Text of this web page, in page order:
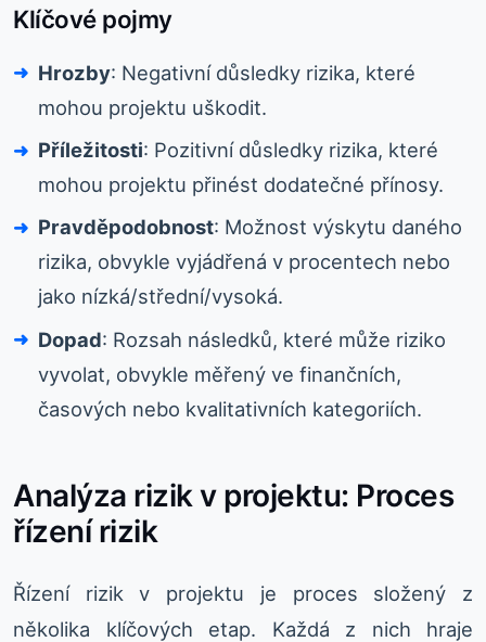
Klíčové pojmy
Hrozby: Negativní důsledky rizika, které
mohou projektu uškodit.
Příležitosti: Pozitivní důsledky rizika, které
mohou projektu přinést dodatečné přínosy.
Pravděpodobnost: Možnost výskytu daného
rizika, obvykle vyjádřená v procentech nebo
jako nízká/střední/vysoká.
Dopad: Rozsah následků, které může riziko
vyvolat, obvykle měřený ve finančních,
časových nebo kvalitativních kategoriích.
Analýza rizik v projektu: Proces
řízení rizik
Řízení rizik v projektu je proces složený z
několika klíčových etap. Každá z nich hraje